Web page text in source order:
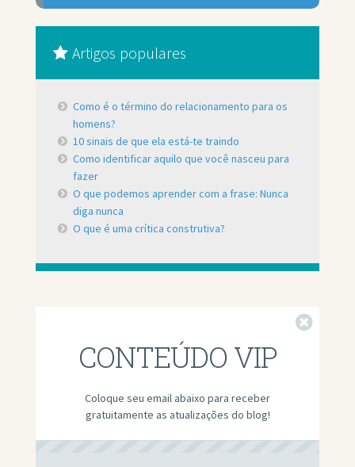
Artigos populares
Como é o término do relacionamento para os
homens?
10 sinais de que ela está-te traindo
Como identificar aquilo que você nasceu para
fazer
O que podemos aprender com a frase: Nunca
diga nunca
O que é uma crítica construtiva?
CONTEÚDO VIP
Coloque seu email abaixo para receber
gratuitamente as atualizações do blog!